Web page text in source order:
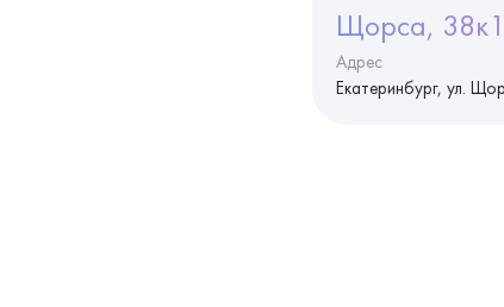
Щорса, 38к1
Адрес
Екатеринбург, ул.